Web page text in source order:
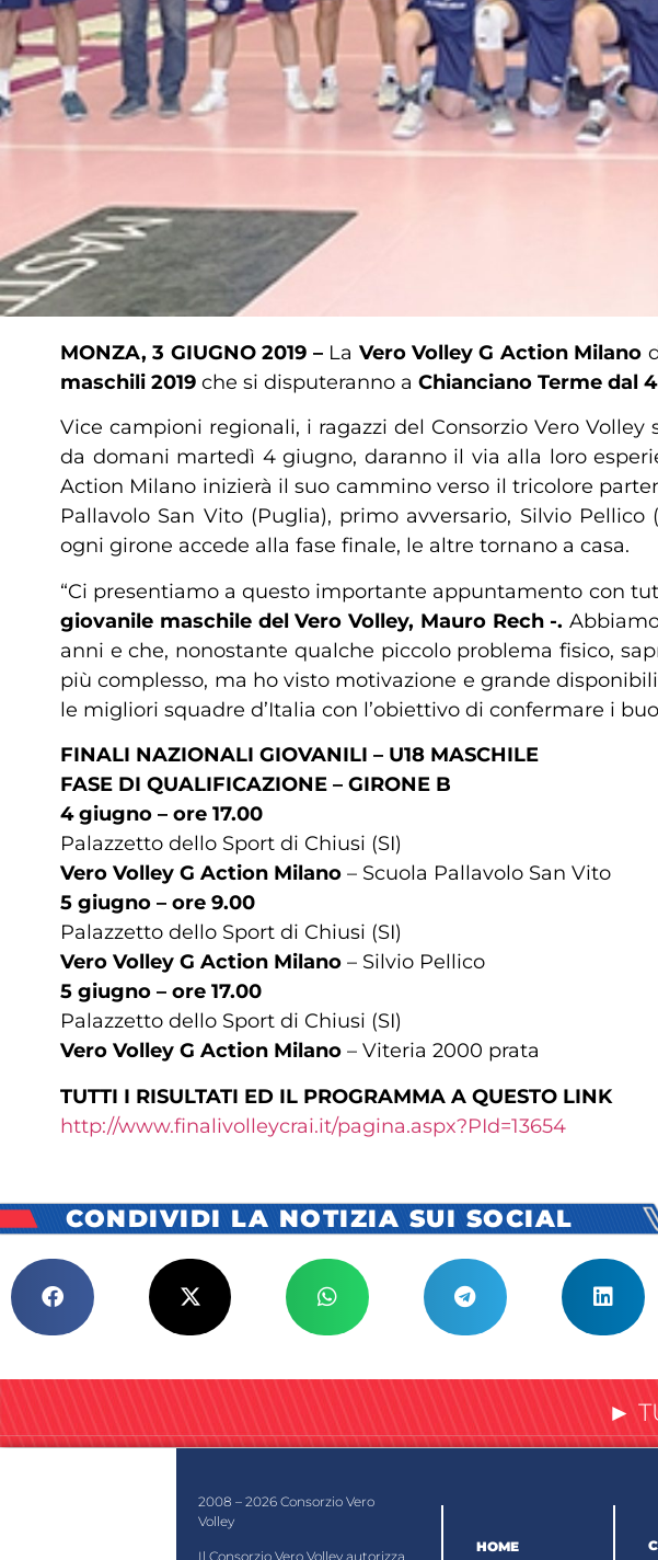
MONZA, 3 GIUGNO 2019 – La Vero Volley G Action Milano
maschili 2019 che si disputeranno a Chianciano Terme dal
Vice campioni regionali, i ragazzi del Consorzio Vero
da domani martedì 4 giugno, daranno il via alla loro
Action Milano inizierà il suo cammino verso il tricolore
Pallavolo San Vito (Puglia), primo avversario, Silvio
ogni girone accede alla fase finale, le altre tornano a casa.
“Ci presentiamo a questo importante appuntamento con
giovanile maschile del Vero Volley, Mauro Rech -.
anni e che, nonostante qualche piccolo problema fisico,
più complesso, ma ho visto motivazione e grande
le migliori squadre d’Italia con l’obiettivo di confermare i
FINALI NAZIONALI GIOVANILI – U18 MASCHILE
FASE DI QUALIFICAZIONE – GIRONE B
4 giugno – ore 17.00
Palazzetto dello Sport di Chiusi (SI)
Vero Volley G Action Milano – Scuola Pallavolo San Vito
5 giugno – ore 9.00
Palazzetto dello Sport di Chiusi (SI)
Vero Volley G Action Milano – Silvio Pellico
5 giugno – ore 17.00
Palazzetto dello Sport di Chiusi (SI)
Vero Volley G Action Milano – Viteria 2000 prata
TUTTI I RISULTATI ED IL PROGRAMMA A QUESTO LINK
http://www.finalivolleycrai.it/pagina.aspx?PId=13654
CONDIVIDI LA NOTIZIA SUI SOCIAL
►
2008 – 2026 Consorzio Vero
Volley
Il Consorzio Vero Volley autorizza
HOME